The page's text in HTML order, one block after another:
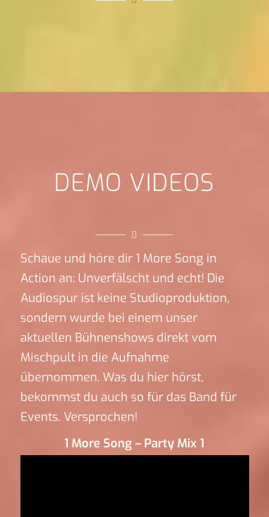
DEMO VIDEOS
Schaue und höre dir 1 More Song in
Action an: Unverfälscht und echt! Die
Audiospur ist keine Studioproduktion,
sondern wurde bei einem unser
aktuellen Bühnenshows direkt vom
Mischpult in die Aufnahme
übernommen. Was du hier hörst,
bekommst du auch so für das Band für
Events. Versprochen!
1 More Song – Party Mix 1